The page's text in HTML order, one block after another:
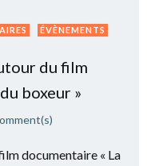
ÉVÈNEMENTS
du film
boxeur »
documentaire « La